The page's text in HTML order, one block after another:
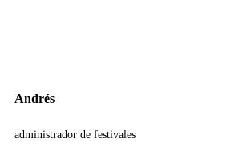
Andrés
administrador de festivales